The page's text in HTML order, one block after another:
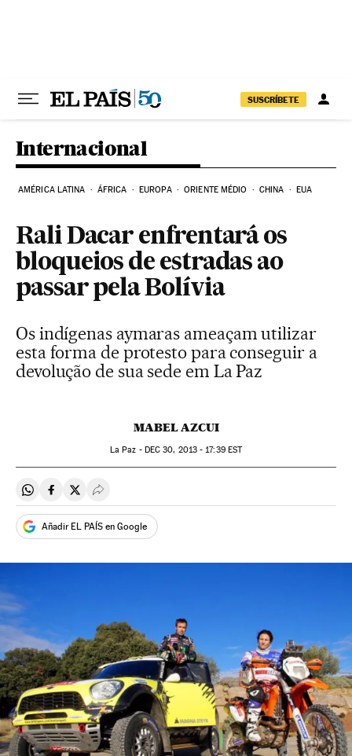
SUSCRÍBETE
Internacional
AMÉRICA LATINA ÁFRICA EUROPA ORIENTE MÉDIO CHINA EUA
Rali Dacar enfrentará os
bloqueios de estradas ao
passar pela Bolívia
Os indígenas aymaras ameaçam utilizar
esta forma de protesto para conseguir a
devolução de sua sede em La Paz
MABEL AZCUI
La Paz - DEC 30, 2013 - 17:39EST
Compartir en Whatsapp
Compartir en Facebook
Compartir en Twitter
Desplegar Redes Sociales
Añadir EL PAÍS en Google